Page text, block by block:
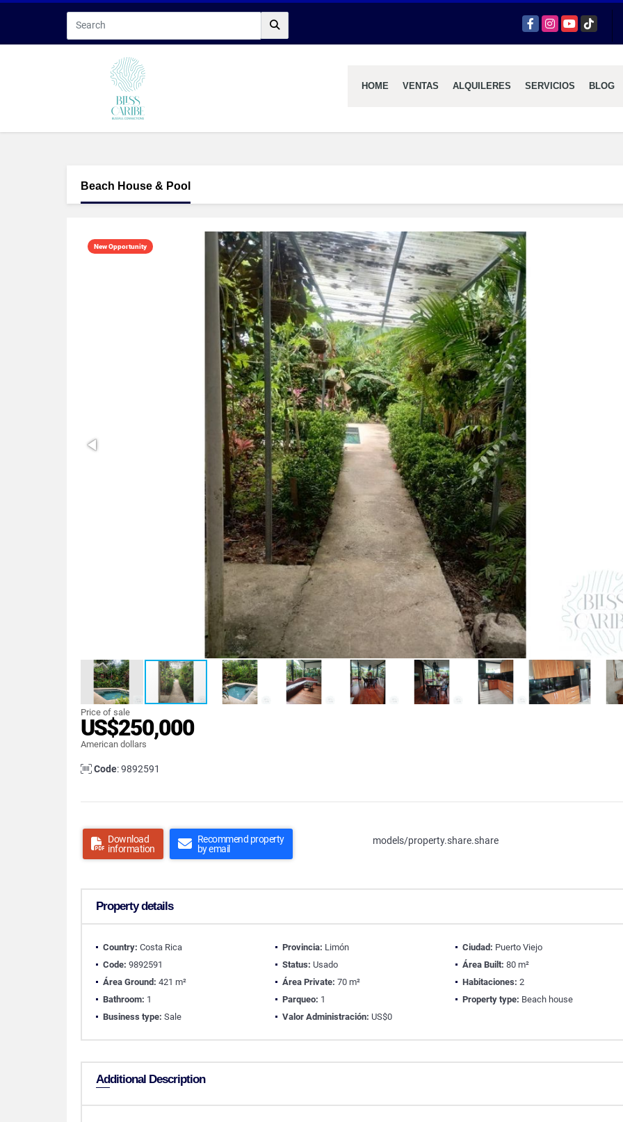
FacebookInstagram
YouTubeTikTok
HOME VENTAS ALQUILERES SERVICIOS BLOG
Beach House & Pool
New Opportunity
Price of sale
US$250,000
American dollars
Code: 9892591
Download
information
Recommend property
by email
models/property.share.share
Property details
Country: Costa Rica Provincia: Limón Ciudad: Puerto Viejo
Code: 9892591 Status: Usado Área Built: 80 m²
Área Ground: 421 m² Área Private: 70 m² Habitaciones: 2
Bathroom: 1 Parqueo: 1 Property type: Beach house
Business type: Sale Valor Administración: US$0
Additional Description